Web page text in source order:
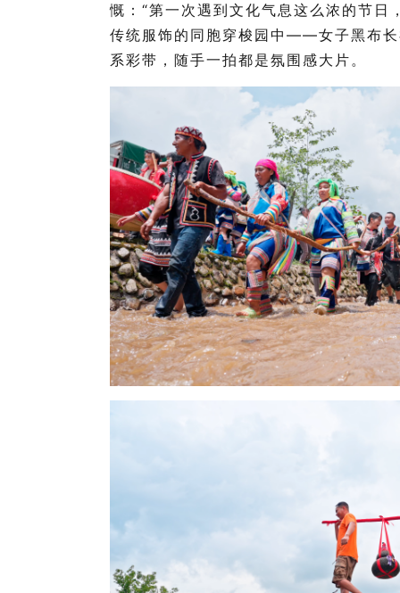
慨：“第一次遇到文化气息这么浓的节日
传统服饰的同胞穿梭园中——女子黑布
系彩带，随手一拍都是氛围感大片。